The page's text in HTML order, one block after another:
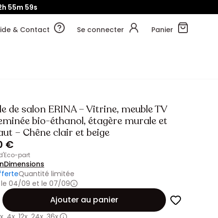
55m 59s
& Contact Se connecter Panier
de salon ERINA – Vitrine, meuble TV
bio-éthanol, étagère murale et
– Chêne clair et beige
€
part
Dimensions
Quantité limitée
le 04/09 et le 07/09
Ajouter au panier